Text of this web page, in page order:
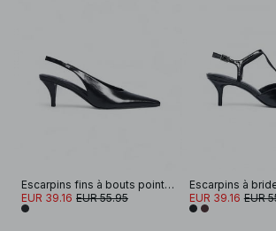
Escarpins fins à bouts pointus et brides arrière
EUR 39.16 EUR 55.95
Escarpins à
EUR 39.16 EUR